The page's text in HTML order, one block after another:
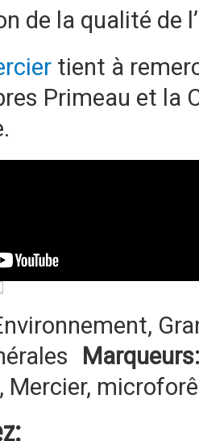
de la qualité de
tient à
Primeau et la
,
Marqueurs:
, Mercier,